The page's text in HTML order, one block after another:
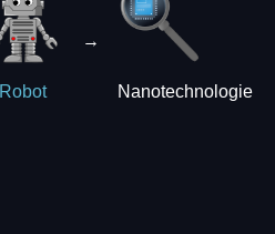
Robot
→
Nanotechnologie